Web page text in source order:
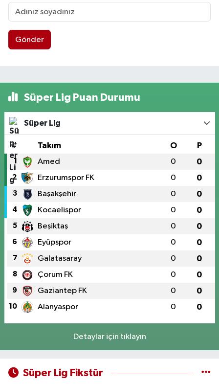
Gönder
Süper Lig Puan Durumu
Süper Lig
# Takım O P
1 Amed 0 0
2 Erzurumspor FK 0 0
3 Başakşehir 0 0
4 Kocaelispor 0 0
5 Beşiktaş 0 0
6 Eyüpspor 0 0
7 Galatasaray 0 0
8 Çorum FK 0 0
9 Gaziantep FK 0 0
10 Alanyaspor 0 0
Detaylar için tıklayın
Süper Lig Fikstür